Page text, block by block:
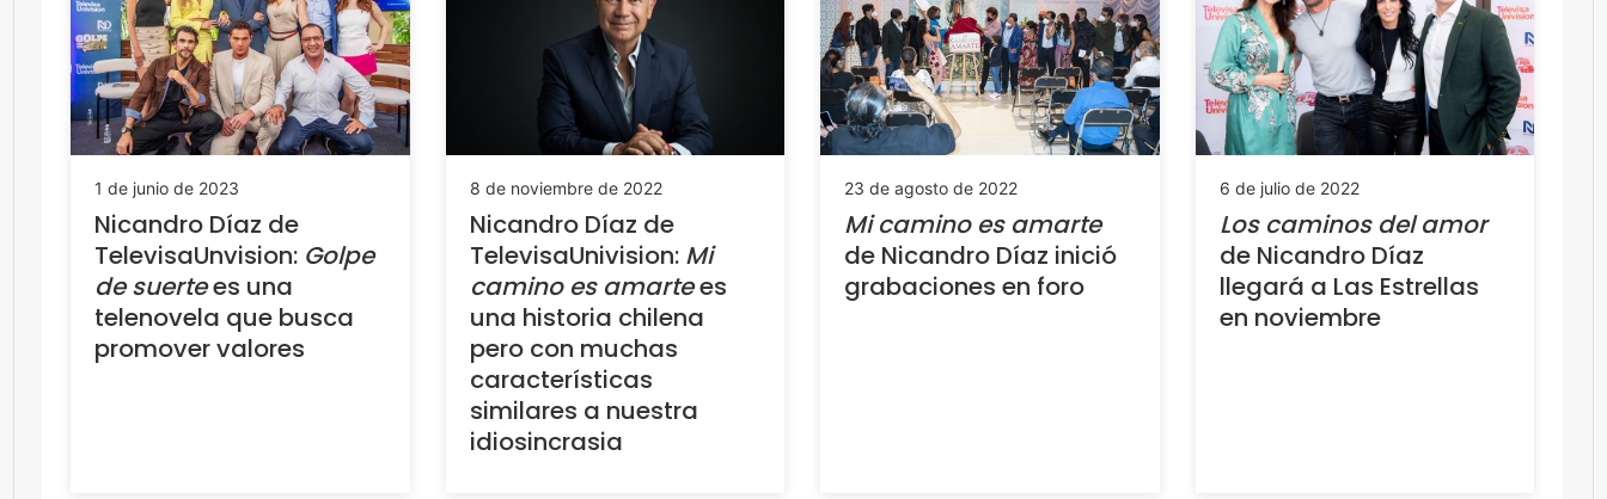
1 de junio de 2023
Nicandro Díaz de
TelevisaUnvision: Golpe
de suertees una
telenovela que busca
promover valores
8 de noviembre de 2022
Nicandro Díaz de
TelevisaUnivision: Mi
camino es amartees
una historia chilena
pero con muchas
características
similares a nuestra
idiosincrasia
23 de agosto de 2022
Mi camino es amarte
de Nicandro Díaz inició
grabaciones en foro
6 de julio de 2022
Los caminos del amor
de Nicandro Díaz
llegará a Las Estrellas
en noviembre